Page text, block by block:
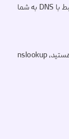
کرد. این امر می‌تواند در عیب‌یابی مشکلات مرتبط با DNS به شما
اگر مدیر سایت، سرور، ایمیل سازمانی یا هاست هستید، nslookup